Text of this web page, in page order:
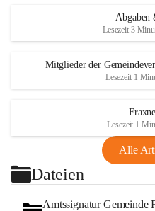
Abgaben
Lesezeit 3
Mitglieder der
Lesezeit 1
Lesezeit 1
Alle
Dateien
Amtssignatur Gemeinde